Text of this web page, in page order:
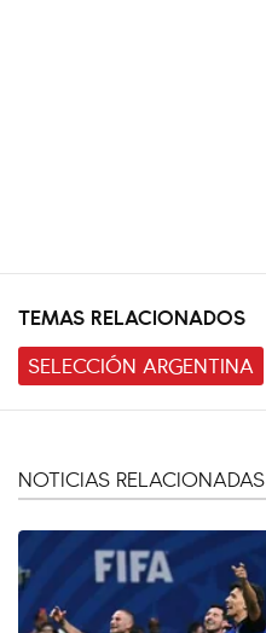
TEMAS RELACIONADOS
SELECCIÓN ARGENTINA
NOTICIAS RELACIONADAS